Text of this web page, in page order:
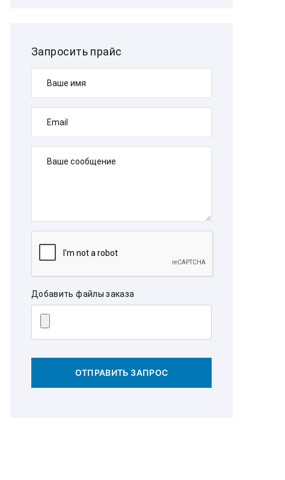
Запросить прайс
Ваше имя
Email
Ваше сообщение
Добавить файлы заказа
ОТПРАВИТЬ ЗАПРОС